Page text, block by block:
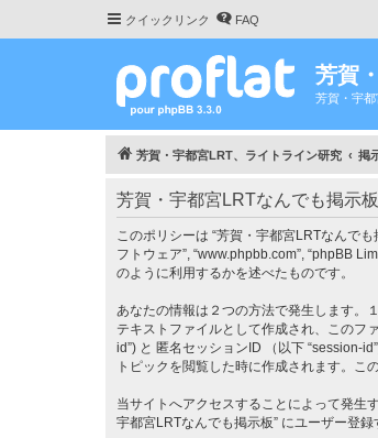
クイックリンク FAQ
芳賀
芳賀・宇都
芳賀・宇都宮LRT、ライトライン研究 掲
芳賀・宇都宮LRTなんでも掲示
このポリシーは “芳賀・宇都宮LRTなんで
フトウェア”, “www.phpbb.com”, “phpBB
のように利用するかを述べたものです。
あなたの情報は２つの方法で発生します。
テキストファイルとして作成され、このフ
id”) と 匿名セッションID （以下 “session-
トピックを閲覧した時に作成されます。こ
当サイトへアクセスすることによって発生
宇都宮LRTなんでも掲示板” にユーザー登